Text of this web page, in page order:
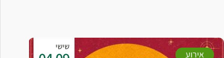
שישי
אירוע